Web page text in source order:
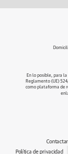
En lo posible, para
Reglamento (UE)
como plataforma de
Contactar
Política de privacidad